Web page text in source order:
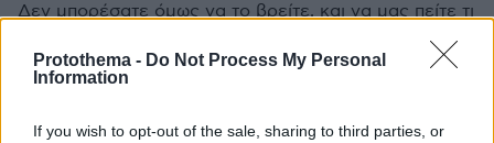
Protothema - Do Not Process My Personal
Information
If you wish to opt-out of the sale, sharing to third parties, or
Δεν μπορέσατε όμως να το βρείτε, και να μας πείτε τι
ΑΠΑΝΤΗΣΗ